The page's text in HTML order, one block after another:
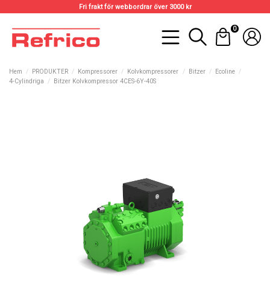
Fri frakt för webbordrar över 3000 kr
0
Hem PRODUKTER Kompressorer Kolvkompressorer Bitzer
Ecoline
4-Cylindriga
Bitzer Kolvkompressor 4CES-6Y-40S